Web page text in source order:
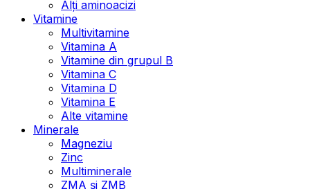
Alți aminoacizi
Vitamine
Multivitamine
Vitamina A
Vitamine din grupul B
Vitamina C
Vitamina D
Vitamina E
Alte vitamine
Minerale
Magneziu
Zinc
Multiminerale
ZMA și ZMB